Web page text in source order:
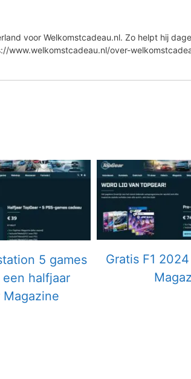
voor Welkomstcadeau.nl. Zo helpt hij
www.welkomstcadeau.nl/over-
5 games
halfjaar
Magazine
Gratis F1